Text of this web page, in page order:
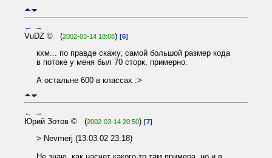
← →
VuDZ © (2002-03-14 18:08) [6]
кхм... по правде скажу, самой большой размер кода
в потоке у меня был 70 сторк, примерно.
А остальне 600 в классах :>
← →
Юрий Зотов © (2002-03-14 20:50) [7]
> Nevmerj (13.03.02 23:18)